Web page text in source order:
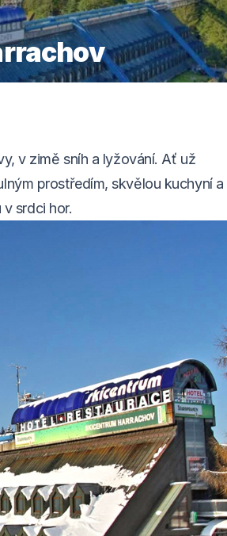
v zimě sníh a lyžování. Ať už
prostředím, skvělou kuchyní a
srdci hor.